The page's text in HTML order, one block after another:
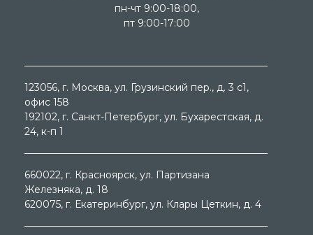
пн-чт 9:00-18:00,
пт 9:00-17:00
123056, г. Москва, ул. Грузинский пер., д. 3 c1,
офис 158
192102, г. Санкт-Петербург, ул. Бухарестская, д.
24, к-п 1
660022, г. Красноярск, ул. Партизана
Железняка, д. 18
620075, г. Екатеринбург, ул. Клары Цеткин, д. 4